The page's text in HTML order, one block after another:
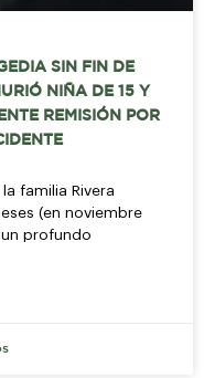
SIN FIN DE
NIÑA DE 15 Y
REMISIÓN POR
familia Rivera
(en noviembre
profundo